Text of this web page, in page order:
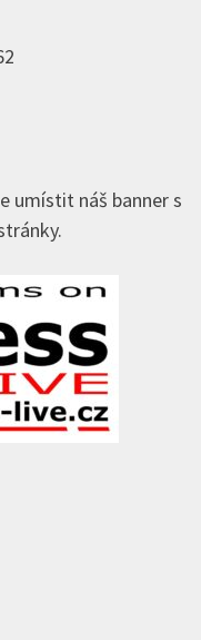
umístit náš banner s